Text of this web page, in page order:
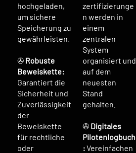
hochgeladen,
um sichere
Speicherung zu
gewährleisten.
✇ Robuste
Beweiskette:
Garantiert die
Sicherheit und
Zuverlässigkeit
der
Beweiskette
für rechtliche
oder
zertifizierunge
n werden in
einem
zentralen
System
organisiert und
auf dem
neuesten
Stand
gehalten.
✇ Digitales
Pilotenlogbuch
:Vereinfachen